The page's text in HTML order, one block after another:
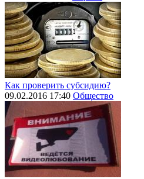
Как проверить субсидию?
09.02.2016 17:40 Общество